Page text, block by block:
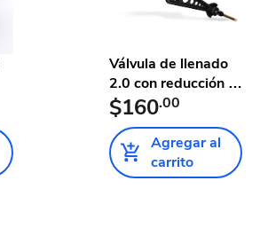
Válvula de llenado
2.0 con reducción a
1...
$160.00
Agregar al
carrito